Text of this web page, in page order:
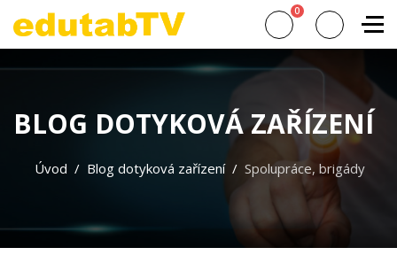
0
BLOG DOTYKOVÁ ZAŘÍZENÍ
Úvod Blog dotyková zařízení Spolupráce, brigády